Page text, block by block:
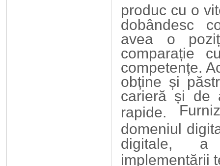
produc cu o
dobândesc
avea o
comparație
competențe.
obține și
carieră și de
rapide.
domeniul
digitale, a
implementării